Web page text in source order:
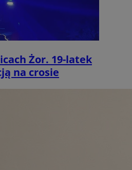
Żor. 19-latek
na crosie